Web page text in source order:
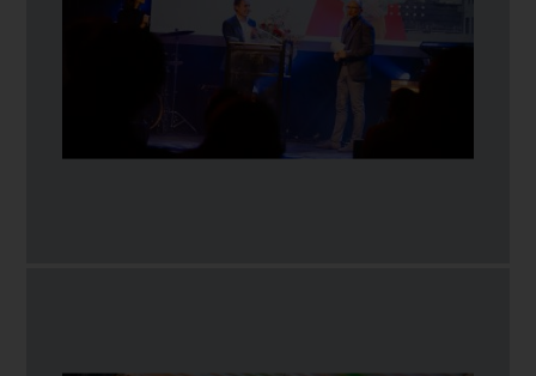
abnehmbaren Solarpaneelen mit je 200Wp
ausgestattet werden. Im Inneren ist gerade genug
Platz, um eine Brennstoffzelle und ein
Jahr über volle Autonomie gewährleisten.